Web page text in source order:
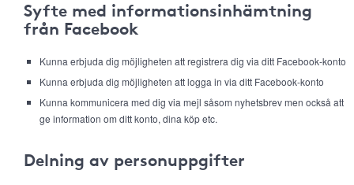
Syfte med informationsinhämtning
från Facebook
Kunna erbjuda dig möjligheten att registrera dig via ditt Facebook-konto
Kunna erbjuda dig möjligheten att logga in via ditt Facebook-konto
Kunna kommunicera med dig via mejl såsom nyhetsbrev men också att
ge information om ditt konto, dina köp etc.
Delning av personuppgifter